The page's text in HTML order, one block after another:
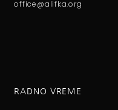
office@alifka.org
RADNO VREME